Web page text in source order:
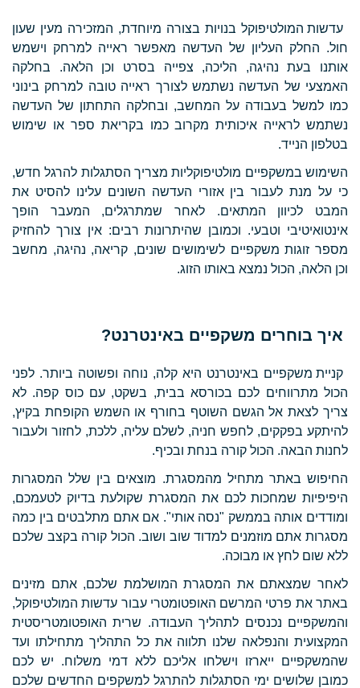
עדשות המולטיפוקל בנויות בצורה מיוחדת, המזכירה מעין שעון
חול. החלק העליון של העדשה מאפשר ראייה למרחק וישמש
אותנו בעת נהיגה, הליכה, צפייה בסרט וכן הלאה. בחלקה
האמצעי של העדשה נשתמש לצורך ראייה טובה למרחק בינוני
כמו למשל בעבודה על המחשב, ובחלקה התחתון של העדשה
נשתמש לראייה איכותית מקרוב כמו בקריאת ספר או שימוש
בטלפון הנייד.
השימוש במשקפיים מולטיפוקליות מצריך הסתגלות להרגל חדש,
כי על מנת לעבור בין אזורי העדשה השונים עלינו להסיט את
המבט לכיוון המתאים. לאחר שמתרגלים, המעבר הופך
אינטואיטיבי וטבעי. וכמובן שהיתרונות רבים: אין צורך להחזיק
מספר זוגות משקפיים לשימושים שונים, קריאה, נהיגה, מחשב
וכן הלאה, הכול נמצא באותו הזוג.
איך בוחרים משקפיים באינטרנט?
קניית משקפיים באינטרנט היא קלה, נוחה ופשוטה ביותר. לפני
הכול מתרווחים לכם בכורסא בבית, בשקט, עם כוס קפה. לא
צריך לצאת אל הגשם השוטף בחורף או השמש הקופחת בקיץ,
להיתקע בפקקים, לחפש חניה, לשלם עליה, ללכת, לחזור ולעבור
לחנות הבאה. הכול קורה בנחת ובכיף.
החיפוש באתר מתחיל מהמסגרת. מוצאים בין שלל המסגרות
היפיפיות שמחכות לכם את המסגרת שקולעת בדיוק לטעמכם,
ומודדים אותה בממשק "נסה אותי". אם אתם מתלבטים בין כמה
מסגרות אתם מוזמנים למדוד שוב ושוב. הכול קורה בקצב שלכם
ללא שום לחץ או מבוכה.
לאחר שמצאתם את המסגרת המושלמת שלכם, אתם מזינים
באתר את פרטי המרשם האופטומטרי עבור עדשות המולטיפוקל,
והמשקפיים נכנסים לתהליך העבודה. שרית האופטומטריסטית
המקצועית והנפלאה שלנו תלווה את כל התהליך מתחילתו ועד
שהמשקפיים ייארזו וישלחו אליכם ללא דמי משלוח. יש לכם
כמובן שלושים ימי הסתגלות להתרגל למשקפים החדשים שלכם